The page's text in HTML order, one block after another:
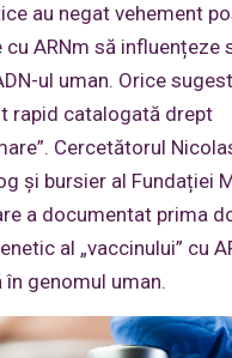
au negat vehement
cu ARNm să influențeze
ul uman. Orice
rapid catalogată drept
Cercetătorul
și bursier al Fundației
a documentat prima
al „vaccinului” cu
în genomul uman.